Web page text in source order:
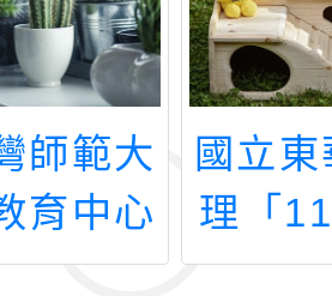
師範大
育中心
學素養
國立
理「
二課